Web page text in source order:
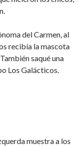
del Carmen, al
recibía la mascota
saqué una
Los Galácticos.
muestra a los